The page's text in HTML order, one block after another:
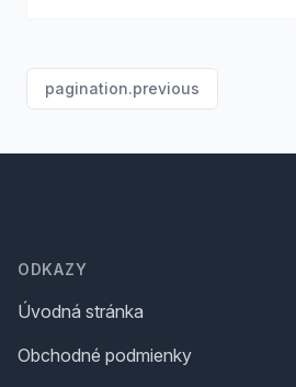
pagination.previous
ODKAZY
Úvodná stránka
Obchodné podmienky